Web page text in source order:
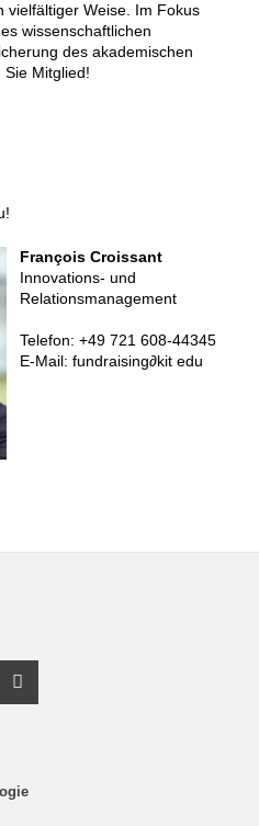
vielfältiger Weise. Im Fokus
wissenschaftlichen
des akademischen
Sie Mitglied!
François Croissant
Innovations- und
Relationsmanagement
Telefon: +49 721 608-44345
E-Mail: fundraising∂kit edu